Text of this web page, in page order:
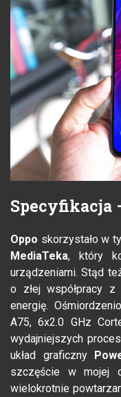
Specyfikacja
Oppo skorzystało w
MediaTeka, który
urządzeniami. Stąd
o złej współpracy
energię.
A75, 6x2.0 GHz
wydajniejszych
układ graficzny
szczęście w mojej
wielokrotnie